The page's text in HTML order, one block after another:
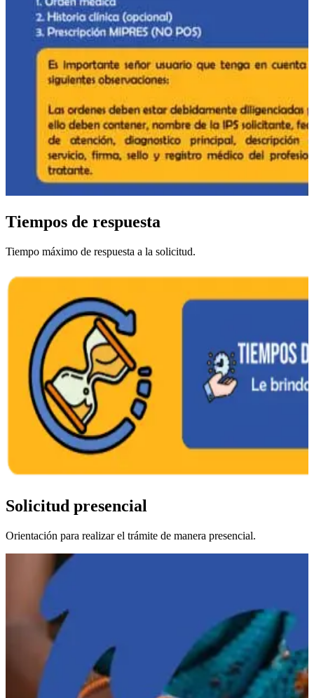
Tiempos de respuesta
Tiempo máximo de respuesta a la solicitud.
Solicitud presencial
Orientación para realizar el trámite de manera presencial.